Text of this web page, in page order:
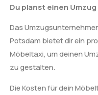
Du planst einen
Das
Potsdam bietet dir ein
Möbeltaxi, um deinen
zu gestalten.
Die Kosten für dein